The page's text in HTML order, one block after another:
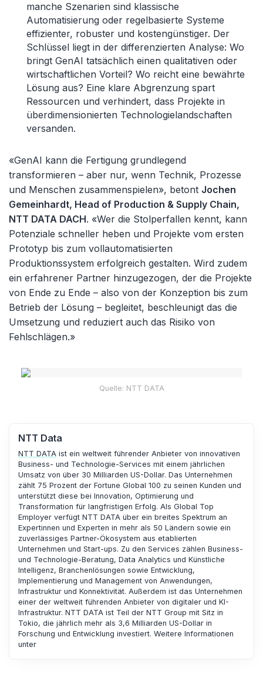
manche Szenarien sind klassische
Automatisierung oder regelbasierte Systeme
effizienter, robuster und kostengünstiger. Der
Schlüssel liegt in der differenzierten Analyse: Wo
bringt GenAI tatsächlich einen qualitativen oder
wirtschaftlichen Vorteil? Wo reicht eine bewährte
Lösung aus? Eine klare Abgrenzung spart
Ressourcen und verhindert, dass Projekte in
überdimensionierten Technologielandschaften
versanden.
«GenAI kann die Fertigung grundlegend
transformieren – aber nur, wenn Technik, Prozesse
und Menschen zusammenspielen», betont Jochen
Gemeinhardt, Head of Production & Supply Chain,
NTT DATA DACH. «Wer die Stolperfallen kennt, kann
Potenziale schneller heben und Projekte vom ersten
Prototyp bis zum vollautomatisierten
Produktionssystem erfolgreich gestalten. Wird zudem
ein erfahrener Partner hinzugezogen, der die Projekte
von Ende zu Ende – also von der Konzeption bis zum
Betrieb der Lösung – begleitet, beschleunigt das die
Umsetzung und reduziert auch das Risiko von
Fehlschlägen.»
Quelle: NTT DATA
NTT Data
NTT DATA ist ein weltweit führender Anbieter von innovativen
Business- und Technologie-Services mit einem jährlichen
Umsatz von über 30 Milliarden US-Dollar. Das Unternehmen
zählt 75 Prozent der Fortune Global 100 zu seinen Kunden und
unterstützt diese bei Innovation, Optimierung und
Transformation für langfristigen Erfolg. Als Global Top
Employer verfügt NTT DATA über ein breites Spektrum an
Expertinnen und Experten in mehr als 50 Ländern sowie ein
zuverlässiges Partner-Ökosystem aus etablierten
Unternehmen und Start-ups. Zu den Services zählen Business-
und Technologie-Beratung, Data Analytics und Künstliche
Intelligenz, Branchenlösungen sowie Entwicklung,
Implementierung und Management von Anwendungen,
Infrastruktur und Konnektivität. Außerdem ist das Unternehmen
einer der weltweit führenden Anbieter von digitaler und KI-
Infrastruktur. NTT DATA ist Teil der NTT Group mit Sitz in
Tokio, die jährlich mehr als 3,6 Milliarden US-Dollar in
Forschung und Entwicklung investiert. Weitere Informationen
unter ​